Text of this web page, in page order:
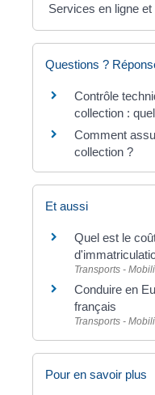
Services en ligne
Questions ?
Contrôle
collection :
Comment
collection ?
Et aussi
Quel est le
Transports -
Conduire en
français
Transports -
Pour en savoir plus